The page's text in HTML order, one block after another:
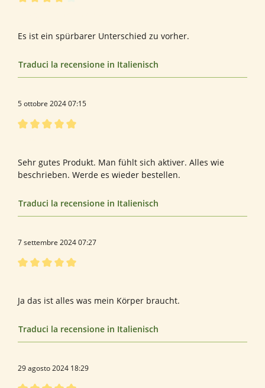
Es ist ein spürbarer Unterschied zu vorher.
Traduci la recensione in Italienisch
5 ottobre 2024 07:15
Sehr gutes Produkt. Man fühlt sich aktiver. Alles wie
beschrieben. Werde es wieder bestellen.
Traduci la recensione in Italienisch
7 settembre 2024 07:27
Ja das ist alles was mein Körper braucht.
Traduci la recensione in Italienisch
29 agosto 2024 18:29